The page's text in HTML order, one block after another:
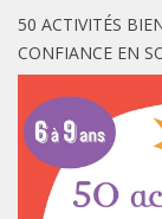
50 ACTIVITÉS
CONFIANCE EN